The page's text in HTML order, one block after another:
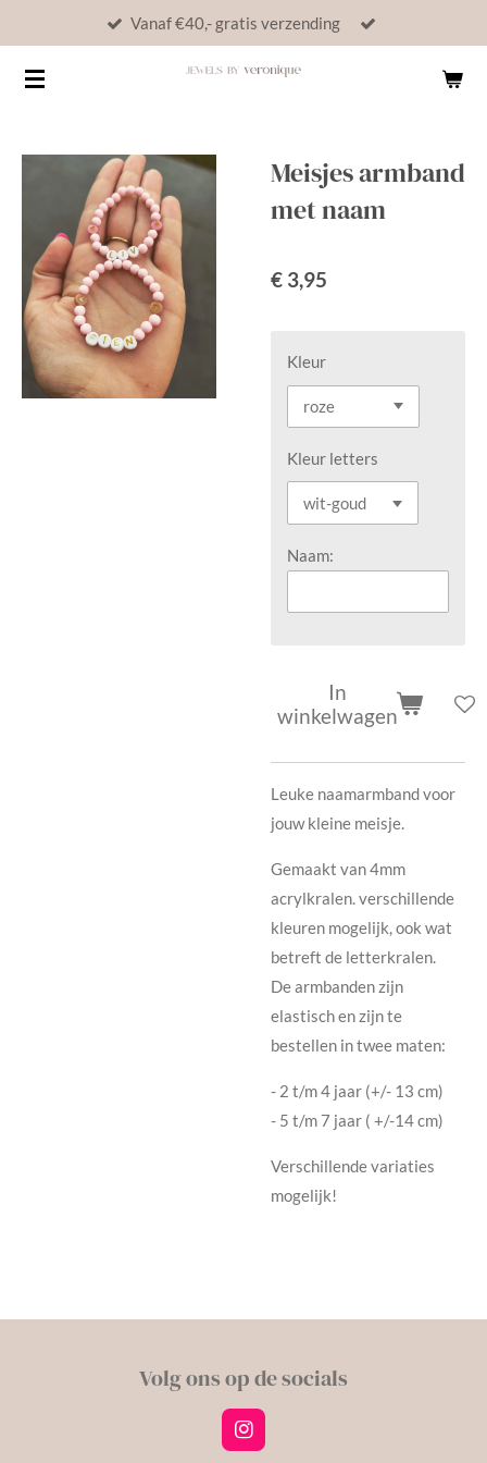
naar
Vanaf €40,- gratis verzending
Meisjes armband
met naam
€ 3,95
Kleur
Kleur letters
Naam:
In
winkelwagen
Leuke naamarmband voor
jouw kleine meisje.
Gemaakt van 4mm
acrylkralen. verschillende
kleuren mogelijk, ook wat
betreft de letterkralen.
De armbanden zijn
elastisch en zijn te
bestellen in twee maten:
- 2 t/m 4 jaar (+/- 13 cm)
- 5 t/m 7 jaar ( +/-14 cm)
Verschillende variaties
mogelijk!
Volg ons op de socials
I
n